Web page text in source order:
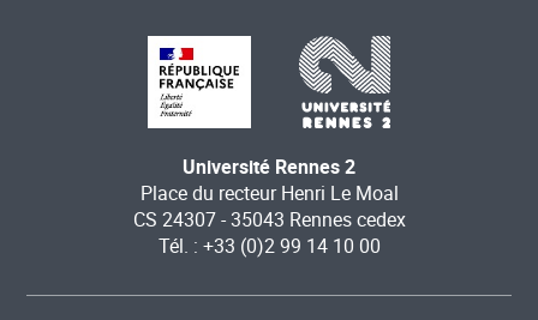
Université Rennes 2
Place du recteur Henri Le Moal
CS 24307 - 35043 Rennes cedex
Tél. : +33 (0)2 99 14 10 00